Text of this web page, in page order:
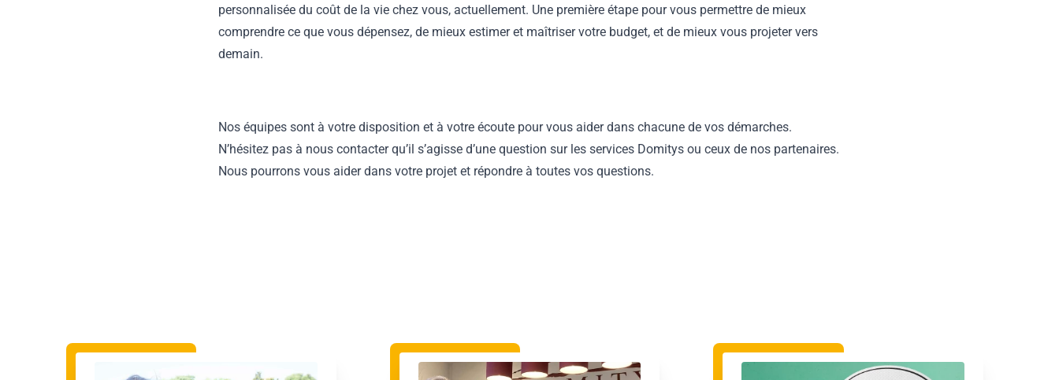
personnalisée du coût de la vie chez vous, actuellement. Une première étape pour vous permettre de mieux
comprendre ce que vous dépensez, de mieux estimer et maîtriser votre budget, et de mieux vous projeter vers
demain.
Nos équipes sont à votre disposition et à votre écoute pour vous aider dans chacune de vos démarches.
N’hésitez pas à nous contacter qu’il s’agisse d’une question sur les services Domitys ou ceux de nos partenaires.
Nous pourrons vous aider dans votre projet et répondre à toutes vos questions.